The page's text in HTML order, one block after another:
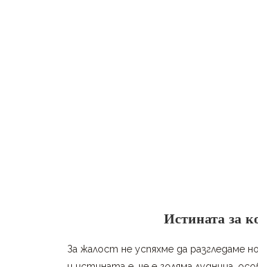
Истината за
За жалост не успяхме да разгледаме